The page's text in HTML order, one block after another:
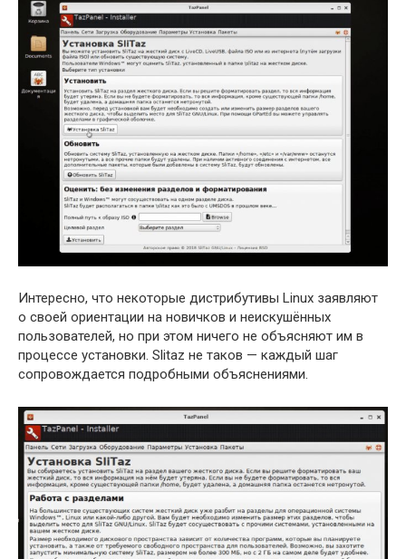
Интересно, что некоторые дистрибутивы Linux заявляют
о своей ориентации на новичков и неискушённых
пользователей, но при этом ничего не объясняют им в
процессе установки. Slitaz не таков — каждый шаг
сопровождается подробными объяснениями.